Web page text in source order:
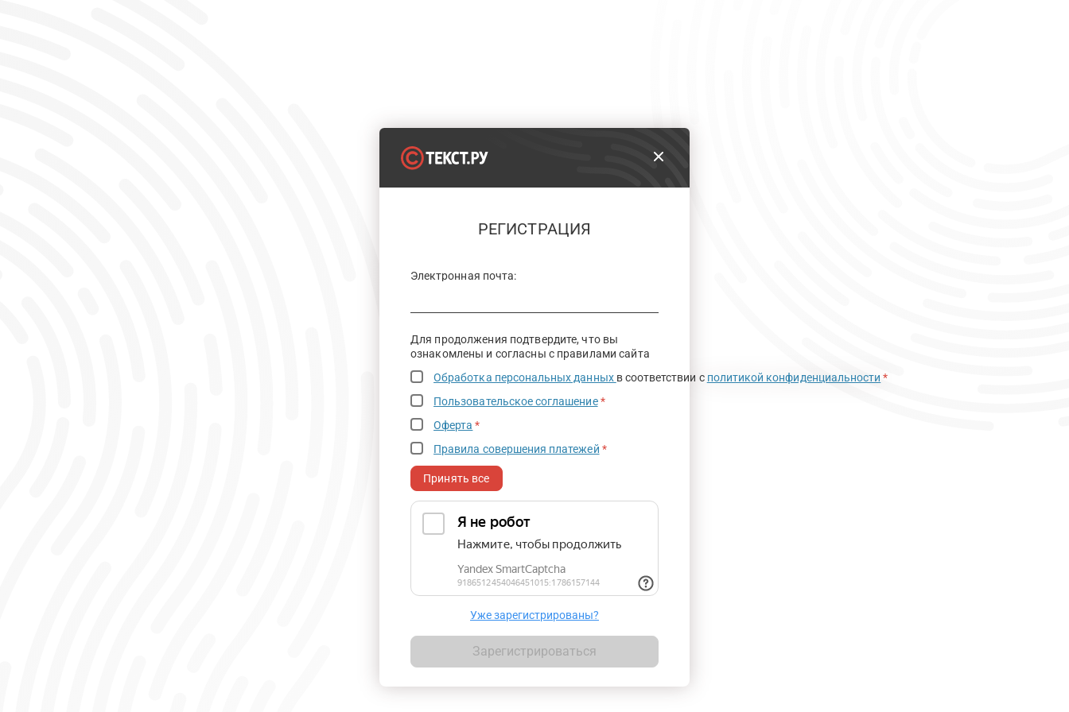
РЕГИСТРАЦИЯ
Электронная почта:
Для продолжения подтвердите, что вы
ознакомлены и согласны с правилами сайта
Обработка персональных данных в соответствии с политикой конфиденциальности *
Пользовательское соглашение *
Оферта *
Правила совершения платежей *
Принять все
Уже зарегистрированы?
Зарегистрироваться